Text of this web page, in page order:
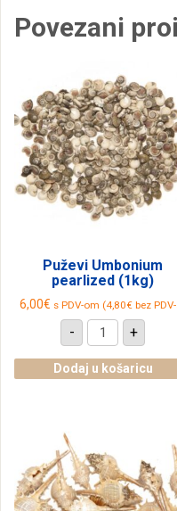
Povezani
Puževi Umbonium
pearlized (1kg)
6,00€ s PDV-om (4,80€ bez
-
Puževi
Umbonium
(1kg)
količina
+
Dodaj u košaricu